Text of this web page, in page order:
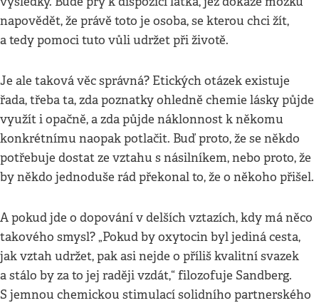
napovědět, že právě toto je osoba, se kterou chci žít,
a tedy pomoci tuto vůli udržet při životě.
Je ale taková věc správná? Etických otázek existuje
řada, třeba ta, zda poznatky ohledně chemie lásky půjde
využít i opačně, a zda půjde náklonnost k někomu
konkrétnímu naopak potlačit. Buď proto, že se někdo
potřebuje dostat ze vztahu s násilníkem, nebo proto, že
by někdo jednoduše rád překonal to, že o někoho přišel.
A pokud jde o dopování v delších vztazích, kdy má něco
takového smysl? „Pokud by oxytocin byl jediná cesta,
jak vztah udržet, pak asi nejde o příliš kvalitní svazek
a stálo by za to jej raději vzdát,“ filozofuje Sandberg.
S jemnou chemickou stimulací solidního partnerského